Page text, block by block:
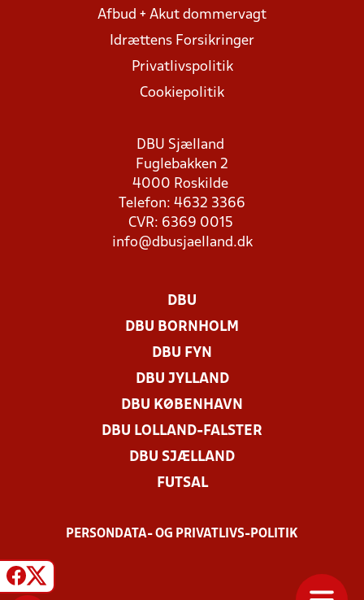
Afbud + Akut dommervagt
Idrættens Forsikringer
Privatlivspolitik
Cookiepolitik
DBU Sjælland
Fuglebakken 2
4000 Roskilde
Telefon: 4632 3366
CVR: 6369 0015
info@dbusjaelland.dk
DBU
DBU BORNHOLM
DBU FYN
DBU JYLLAND
DBU KØBENHAVN
DBU LOLLAND-FALSTER
DBU SJÆLLAND
FUTSAL
PERSONDATA- OG PRIVATLIVS-POLITIK